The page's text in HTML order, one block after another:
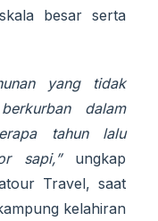
besar serta
yang tidak
dalam
tahun lalu
sapi,” ungkap
Travel, saat
kelahiran